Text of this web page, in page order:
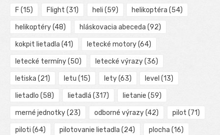
F (15) Flight (31) heli (59) helikoptéra (54)
helikoptéry(48) hláskovacia abeceda (92)
kokpit lietadla (41) letecké motory(64)
letecké termíny(50) letecké výrazy(36)
letiska (21) letu (15) lety(63) level (13)
lietadlo (58) lietadlá (317) lietanie (59)
merné jednotky(23) odborné výrazy(42) pilot (71)
piloti (64) pilotovanie lietadla (24) plocha (16)